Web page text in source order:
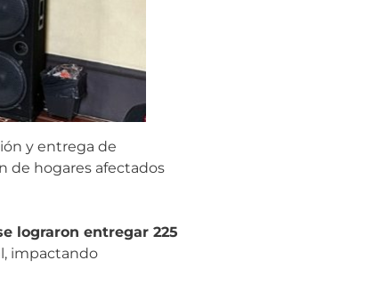
y entrega de
de hogares afectados
lograron entregar 225
impactando